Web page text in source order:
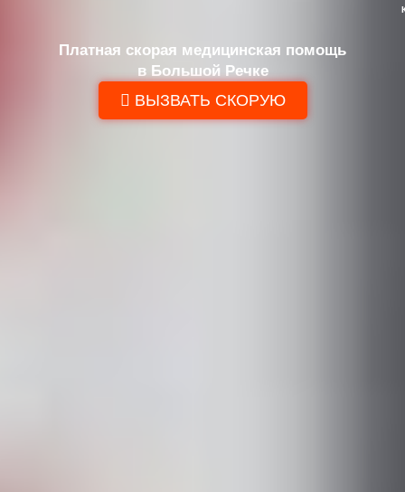
Платная скорая медицинская помощь
в Большой Речке
ВЫЗВАТЬ СКОРУЮ